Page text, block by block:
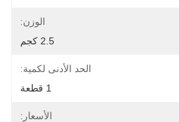
الوزن:
2.5 كجم
الحد الأدنى لكمية:
1 قطعة
الأسعار: